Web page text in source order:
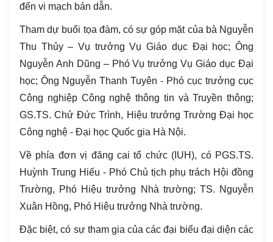
đến vi mạch bán dẫn.
Tham dự buổi tọa đàm, có sự góp mặt của bà Nguyễn
Thu Thủy – Vụ trưởng Vụ Giáo dục Đại học; Ông
Nguyễn Anh Dũng – Phó Vụ trưởng Vụ Giáo dục Đại
học; Ông Nguyễn Thanh Tuyên - Phó cục trưởng cục
Công nghiệp Công nghệ thông tin và Truyền thông;
GS.TS. Chử Đức Trình, Hiệu trưởng Trường Đại học
Công nghệ - Đại học Quốc gia Hà Nội.
Về phía đơn vị đăng cai tổ chức (IUH), có PGS.TS.
Huỳnh Trung Hiếu - Phó Chủ tịch phụ trách Hội đồng
Trường, Phó Hiệu trưởng Nhà trường; TS. Nguyễn
Xuân Hồng, Phó Hiệu trưởng Nhà trường.
Đặc biệt, có sự tham gia của các đại biểu đại diện các